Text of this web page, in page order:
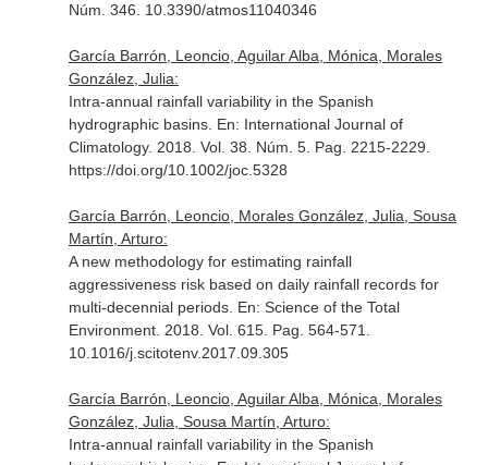
Núm. 346. 10.3390/atmos11040346
García Barrón, Leoncio, Aguilar Alba, Mónica, Morales
González, Julia:
Intra-annual rainfall variability in the Spanish
hydrographic basins. En: International Journal of
Climatology. 2018. Vol. 38. Núm. 5. Pag. 2215-2229.
https://doi.org/10.1002/joc.5328
García Barrón, Leoncio, Morales González, Julia, Sousa
Martín, Arturo:
A new methodology for estimating rainfall
aggressiveness risk based on daily rainfall records for
multi-decennial periods. En: Science of the Total
Environment. 2018. Vol. 615. Pag. 564-571.
10.1016/j.scitotenv.2017.09.305
García Barrón, Leoncio, Aguilar Alba, Mónica, Morales
González, Julia, Sousa Martín, Arturo:
Intra-annual rainfall variability in the Spanish